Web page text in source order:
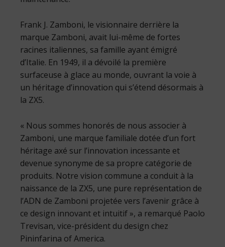
Frank J. Zamboni, le visionnaire derrière la
marque Zamboni, avait lui-même de fortes
racines italiennes, sa famille ayant émigré
d’Italie. En 1949, il a dévoilé la première
surfaceuse à glace au monde, ouvrant la voie à
un héritage d’innovation qui s’étend désormais à
la ZX5.
« Nous sommes honorés de nous associer à
Zamboni, une marque familiale dotée d’un fort
héritage axé sur l’innovation incessante et
devenue synonyme de sa propre catégorie de
produits. Notre vision commune a conduit à la
naissance de la ZX5, une pure représentation de
l’ADN de Zamboni projetée vers l’avenir grâce à
ce design innovant et intuitif », a remarqué Paolo
Trevisan, vice-président du design chez
Pininfarina of America.